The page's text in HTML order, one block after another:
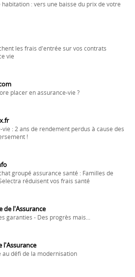
habitation : vers une baisse du prix de votre
les frais d'entrée sur vos contrats
vie
placer en assurance-vie ?
vie : 2 ans de rendement perdus à cause des
!
groupé assurance santé : Familles de
réduisent vos frais santé
de l'Assurance
garanties - Des progrès mais...
l'Assurance
au défi de la modernisation